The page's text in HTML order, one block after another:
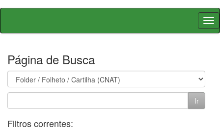
Skip
Página de Busca
Filtros correntes: